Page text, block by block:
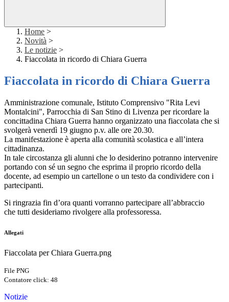
Home >
Novità >
Le notizie >
Fiaccolata in ricordo di Chiara Guerra
Fiaccolata in ricordo di Chiara Guerra
Amministrazione comunale, Istituto Comprensivo "Rita Levi
Montalcini", Parrocchia di San Stino di Livenza per ricordare la
concittadina Chiara Guerra hanno organizzato una fiaccolata che si
svolgerà venerdì 19 giugno p.v. alle ore 20.30.
La manifestazione è aperta alla comunità scolastica e all’intera
cittadinanza.
In tale circostanza gli alunni che lo desiderino potranno intervenire
portando con sé un segno che esprima il proprio ricordo della
docente, ad esempio un cartellone o un testo da condividere con i
partecipanti.
Si ringrazia fin d’ora quanti vorranno partecipare all’abbraccio
che tutti desideriamo rivolgere alla professoressa.
Allegati
Fiaccolata per Chiara Guerra.png
File PNG
Contatore click: 48
Notizie